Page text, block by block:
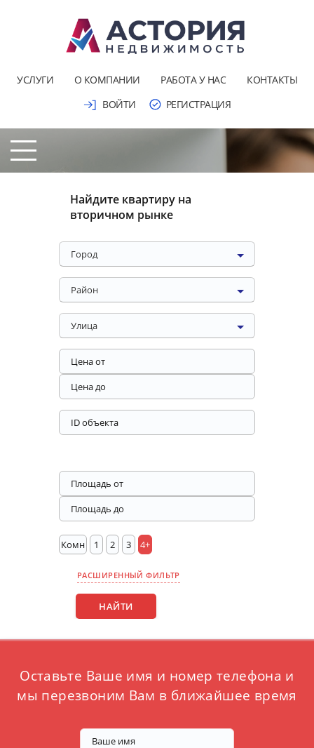
УСЛУГИ О КОМПАНИИ РАБОТА У НАС
КОНТАКТЫ
ВОЙТИ
РЕГИСТРАЦИЯ
Найдите квартиру на
вторичном рынке
Город
Район
Улица
Комн 1 2 3 4+
РАСШИРЕННЫЙ ФИЛЬТР
Оставьте Ваше имя и номер телефона и
мы перезвоним Вам в ближайшее время